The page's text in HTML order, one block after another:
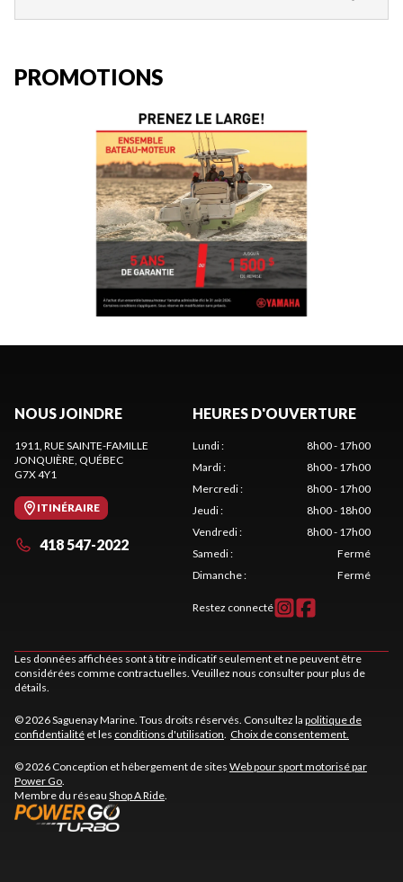
PROMOTIONS
NOUS JOINDRE
1911, RUE SAINTE-FAMILLE
JONQUIÈRE, QUÉBEC
G7X 4Y1
ITINÉRAIRE
418 547-2022
HEURES D'OUVERTURE
Lundi:
8h00 - 17h00
Mardi:
8h00 - 17h00
Mercredi:
8h00 - 17h00
Jeudi:
8h00 - 18h00
Vendredi:
8h00 - 17h00
Samedi:
Fermé
Dimanche: Fermé
Restez connecté
Les données affichées sont à titre indicatif seulement et ne peuvent être
considérées comme contractuelles. Veuillez nous consulter pour plus de
détails.
© 2026 Saguenay Marine. Tous droits réservés. Consultez la politique de
confidentialité et les conditions d'utilisation. Choix de consentement.
© 2026 Conception et hébergement de sites Web pour sport motorisé par
Power Go.
Membre du réseau Shop A Ride.